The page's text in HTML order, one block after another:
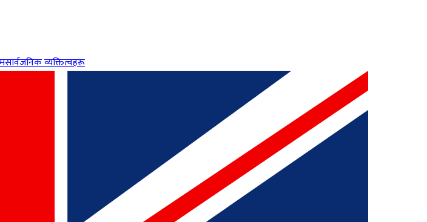
सार्वजनिक व्यक्तित्वहरू